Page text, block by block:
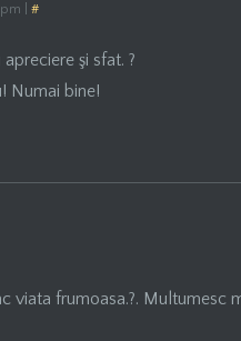
pm #
şi sfat. ?
Numai bine!
viata frumoasa.?. Multumesc